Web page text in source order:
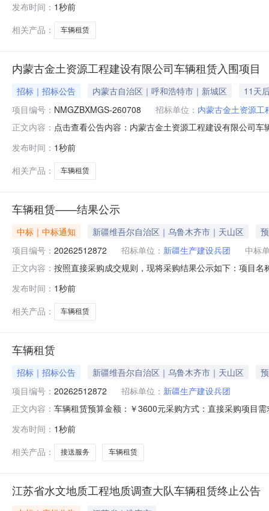
市吕叔湘小学联系方式：18912813966供应商（乙方）
发布时间： 1秒前
相关产品：
车辆租赁
内蒙古金土资源工程建设有限公司车辆租赁入围项目
招标｜招标公告 内蒙古自治区｜呼和浩特市｜新城区
11天
项目编号： NMGZBXMGS-260708 招标单位： 内蒙古金土资源工
正文内容： 点击查看公告内容：内蒙古金土资源工程建设有限公司车
发布时间： 1秒前
相关产品：
车辆租赁
车辆租赁——结果公示
中标｜中标通知 新疆维吾尔自治区｜乌鲁木齐市｜天山区
项目编号： 20262512872 招标单位： 新疆生产建设兵团
中标
正文内容： 按照直接采购成交规则，现将采购结果公示如下：项目
公司中选2026-08-093600.0--
发布时间： 1秒前
相关产品：
车辆租赁
车辆租赁
招标｜招标公告 新疆维吾尔自治区｜乌鲁木齐市｜天山区
项目编号： 20262512872 招标单位： 新疆生产建设兵团
正文内容： 车辆租赁预算金额：￥3600元采购方式：直接采购项目
发布时间： 1秒前
相关产品：
接送服务 车辆租赁
江苏省水文地质工程地质调查大队车辆租赁终止公告